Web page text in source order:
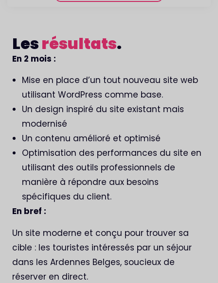
Lesrésultats.
En 2 mois :
Mise en place d’un tout nouveau site web
utilisant WordPress comme base.
Un design inspiré du site existant mais
modernisé
Un contenu amélioré et optimisé
Optimisation des performances du site en
utilisant des outils professionnels de
manière à répondre aux besoins
spécifiques du client.
En bref :
Un site moderne et conçu pour trouver sa
cible : les touristes intéressés par un séjour
dans les Ardennes Belges, soucieux de
réserver en direct.